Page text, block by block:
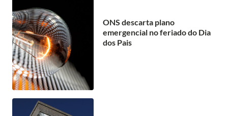
ONS descarta plano
emergencial no feriado do Dia
dos Pais